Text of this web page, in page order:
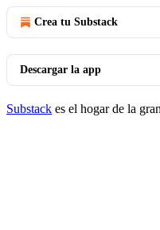
Crea tu Substack
Descargar la app
Substack es el hogar de la